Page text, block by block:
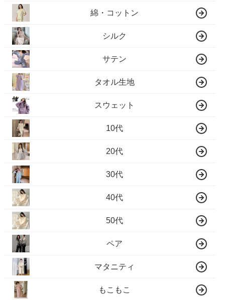
綿・コットン
シルク
サテン
タオル生地
スウェット
10代
20代
30代
40代
50代
ペア
マタニティ
もこもこ